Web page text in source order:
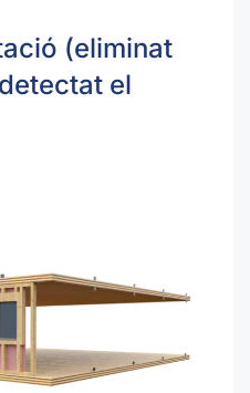
(eliminat
el